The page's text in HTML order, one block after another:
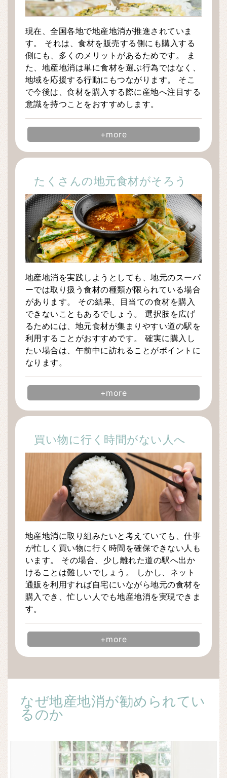
現在、全国各地で地産地消が推進されていま
す。 それは、食材を販売する側にも購入する
側にも、多くのメリットがあるためです。 ま
た、地産地消は単に食材を選ぶ行為ではなく、
地域を応援する行動にもつながります。 そこ
で今後は、食材を購入する際に産地へ注目する
意識を持つことをおすすめします。
+more
たくさんの地元食材がそろう
地産地消を実践しようとしても、地元のスーパ
ーでは取り扱う食材の種類が限られている場合
があります。 その結果、目当ての食材を購入
できないこともあるでしょう。 選択肢を広げ
るためには、地元食材が集まりやすい道の駅を
利用することがおすすめです。 確実に購入し
たい場合は、午前中に訪れることがポイントに
なります。
+more
買い物に行く時間がない人へ
地産地消に取り組みたいと考えていても、仕事
が忙しく買い物に行く時間を確保できない人も
います。 その場合、少し離れた道の駅へ出か
けることは難しいでしょう。 しかし、ネット
通販を利用すれば自宅にいながら地元の食材を
購入でき、忙しい人でも地産地消を実現できま
す。
+more
なぜ地産地消が勧められてい
るのか